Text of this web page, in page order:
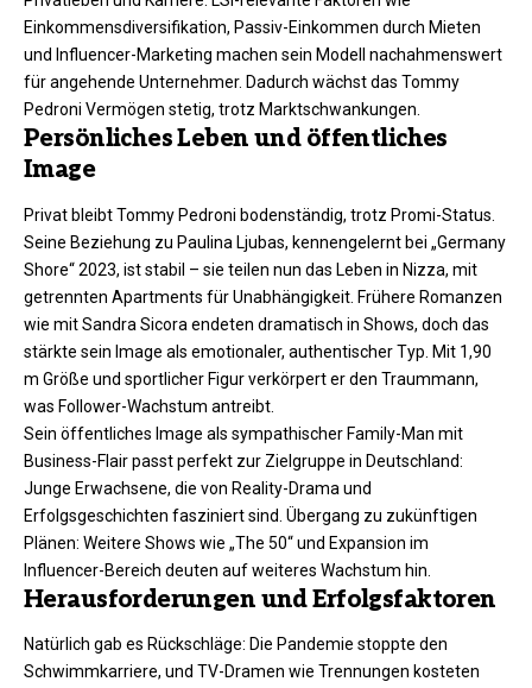
Einkommensdiversifikation, Passiv-Einkommen durch Mieten
und Influencer-Marketing machen sein Modell nachahmenswert
für angehende Unternehmer. Dadurch wächst das Tommy
Pedroni Vermögen stetig, trotz Marktschwankungen.​
Persönliches Leben und öffentliches
Image
Privat bleibt Tommy Pedroni bodenständig, trotz Promi-Status.
Seine Beziehung zu Paulina Ljubas, kennengelernt bei „Germany
Shore“ 2023, ist stabil – sie teilen nun das Leben in Nizza, mit
getrennten Apartments für Unabhängigkeit. Frühere Romanzen
wie mit Sandra Sicora endeten dramatisch in Shows, doch das
stärkte sein Image als emotionaler, authentischer Typ. Mit 1,90
m Größe und sportlicher Figur verkörpert er den Traummann,
was Follower-Wachstum antreibt.​
Sein öffentliches Image als sympathischer Family-Man mit
Business-Flair passt perfekt zur Zielgruppe in Deutschland:
Junge Erwachsene, die von Reality-Drama und
Erfolgsgeschichten fasziniert sind. Übergang zu zukünftigen
Plänen: Weitere Shows wie „The 50“ und Expansion im
Influencer-Bereich deuten auf weiteres Wachstum hin.
Herausforderungen und Erfolgsfaktoren
Natürlich gab es Rückschläge: Die Pandemie stoppte den
Schwimmkarriere, und TV-Dramen wie Trennungen kosteten